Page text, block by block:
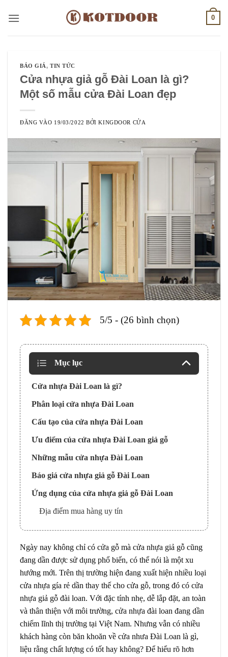
qua
0
BÁO GIÁ,TIN TỨC
Cửa nhựa giả gỗ Đài Loan là gì?
Một số mẫu cửa Đài Loan đẹp
ĐĂNG VÀO 19/03/2022 BỞIKINGDOOR CỬA
5/5 - (26 bình chọn)
Mục lục
Cửa nhựa Đài Loan là gì?
Phân loại cửa nhựa Đài Loan
Cấu tạo của cửa nhựa Đài Loan
Ưu điểm của cửa nhựa Đài Loan giả gỗ
Những mẫu cửa nhựa Đài Loan
Báo giá cửa nhựa giả gỗ Đài Loan
Ứng dụng của cửa nhựa giả gỗ Đài Loan
Địa điểm mua hàng uy tín
Ngày nay không chỉ có cửa gỗ mà cửa nhựa giả gỗ cũng
đang dần được sử dụng phổ biến, có thể nói là một xu
hướng mới. Trên thị trường hiện đang xuất hiện nhiều loại
cửa nhựa gía rẻ dần thay thế cho cửa gỗ, trong đó có cửa
nhựa giả gỗ đài loan. Với đặc tính nhẹ, dễ lắp đặt, an toàn
và thân thiện với môi trường, cửa nhựa đài loan đang dần
chiếm lĩnh thị trường tại Việt Nam. Nhưng vẫn có nhiều
khách hàng còn băn khoăn về cửa nhưa Đài Loan là gì,
liệu rằng chất lượng có tốt hay không? Để hiểu rõ hơn